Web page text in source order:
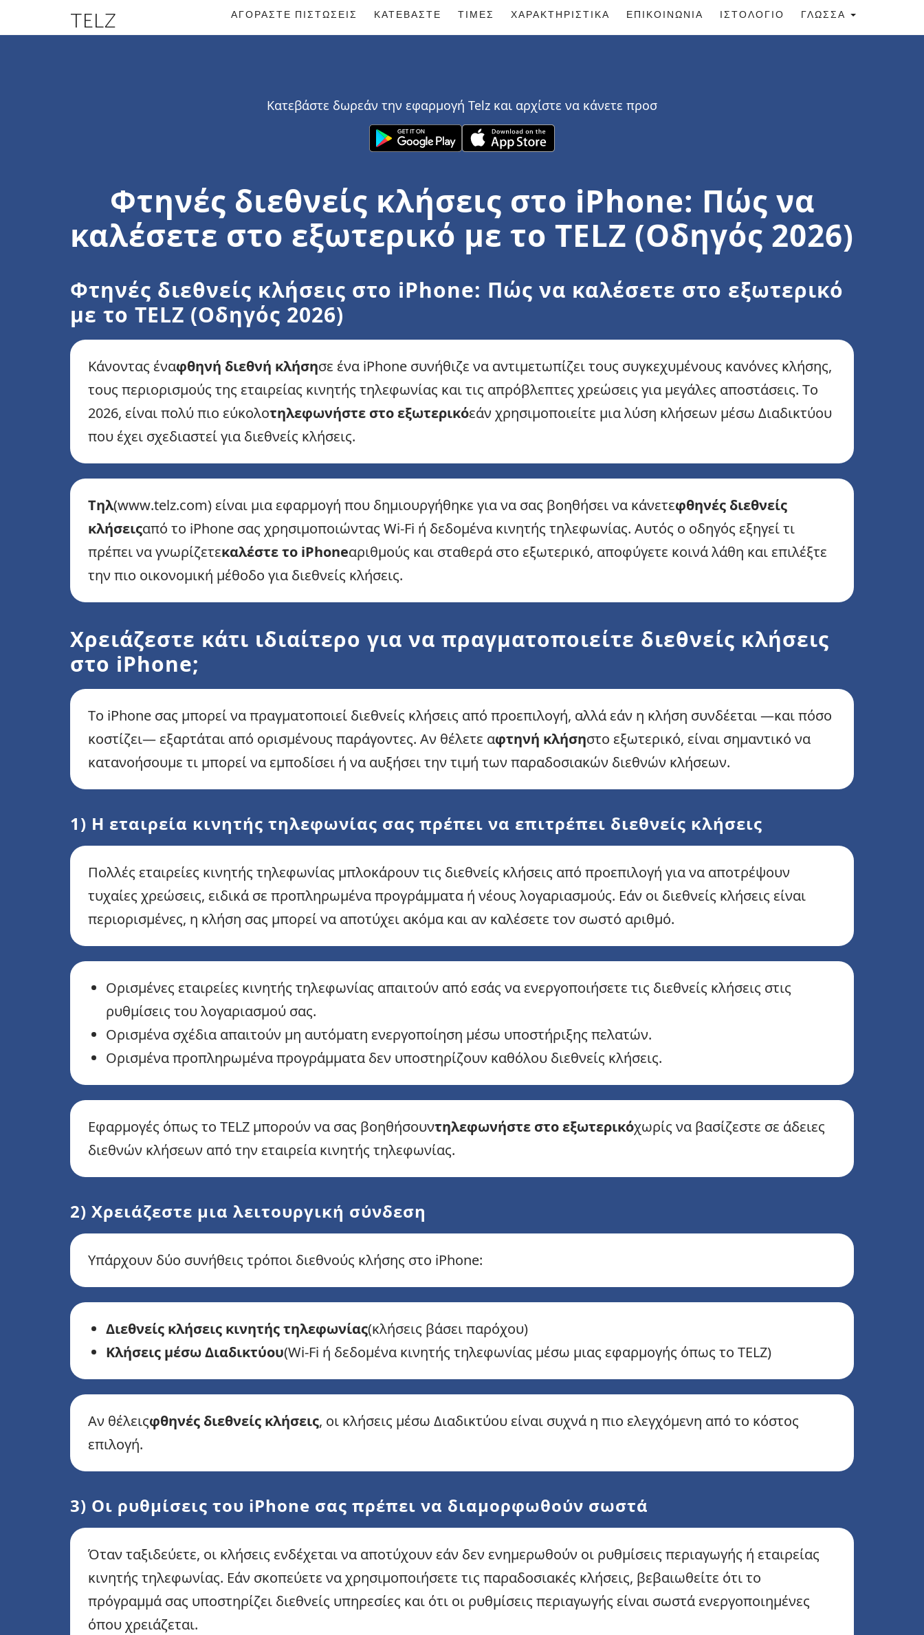
TELZ ΑΓΟΡΆΣΤΕ ΠΙΣΤΏΣΕΙΣ ΚΑΤΕΒΆΣΤΕ ΤΙΜΈΣ ΧΑΡΑΚΤΗΡΙΣΤΙΚΆ ΕΠΙΚΟΙΝΩΝΊΑ ΙΣΤΟΛΌΓΙΟ ΓΛΏΣΣΑ
Κατεβάστε δωρεάν την εφαρμογή Telz και αρχίστε να κάνετε προσ
Φτηνές διεθνείς κλήσεις στο iPhone: Πώς να
καλέσετε στο εξωτερικό με το TELZ (Οδηγός 2026)
Φτηνές διεθνείς κλήσεις στο iPhone: Πώς να καλέσετε στο εξωτερικό
με το TELZ (Οδηγός 2026)
Κάνοντας έναφθηνή διεθνή κλήσησε ένα iPhone συνήθιζε να αντιμετωπίζει τους συγκεχυμένους κανόνες κλήσης,
τους περιορισμούς της εταιρείας κινητής τηλεφωνίας και τις απρόβλεπτες χρεώσεις για μεγάλες αποστάσεις. Το
2026, είναι πολύ πιο εύκολοτηλεφωνήστε στο εξωτερικόεάν χρησιμοποιείτε μια λύση κλήσεων μέσω Διαδικτύου
που έχει σχεδιαστεί για διεθνείς κλήσεις.
Τηλ(www.telz.com) είναι μια εφαρμογή που δημιουργήθηκε για να σας βοηθήσει να κάνετεφθηνές διεθνείς
κλήσειςαπό το iPhone σας χρησιμοποιώντας Wi-Fi ή δεδομένα κινητής τηλεφωνίας. Αυτός ο οδηγός εξηγεί τι
πρέπει να γνωρίζετεκαλέστε το iPhoneαριθμούς και σταθερά στο εξωτερικό, αποφύγετε κοινά λάθη και επιλέξτε
την πιο οικονομική μέθοδο για διεθνείς κλήσεις.
Χρειάζεστε κάτι ιδιαίτερο για να πραγματοποιείτε διεθνείς κλήσεις
στο iPhone;
Το iPhone σας μπορεί να πραγματοποιεί διεθνείς κλήσεις από προεπιλογή, αλλά εάν η κλήση συνδέεται —και πόσο
κοστίζει— εξαρτάται από ορισμένους παράγοντες. Αν θέλετε αφτηνή κλήσηστο εξωτερικό, είναι σημαντικό να
κατανοήσουμε τι μπορεί να εμποδίσει ή να αυξήσει την τιμή των παραδοσιακών διεθνών κλήσεων.
1) Η εταιρεία κινητής τηλεφωνίας σας πρέπει να επιτρέπει διεθνείς κλήσεις
Πολλές εταιρείες κινητής τηλεφωνίας μπλοκάρουν τις διεθνείς κλήσεις από προεπιλογή για να αποτρέψουν
τυχαίες χρεώσεις, ειδικά σε προπληρωμένα προγράμματα ή νέους λογαριασμούς. Εάν οι διεθνείς κλήσεις είναι
περιορισμένες, η κλήση σας μπορεί να αποτύχει ακόμα και αν καλέσετε τον σωστό αριθμό.
Ορισμένες εταιρείες κινητής τηλεφωνίας απαιτούν από εσάς να ενεργοποιήσετε τις διεθνείς κλήσεις στις
ρυθμίσεις του λογαριασμού σας.
Ορισμένα σχέδια απαιτούν μη αυτόματη ενεργοποίηση μέσω υποστήριξης πελατών.
Ορισμένα προπληρωμένα προγράμματα δεν υποστηρίζουν καθόλου διεθνείς κλήσεις.
Εφαρμογές όπως το TELZ μπορούν να σας βοηθήσουντηλεφωνήστε στο εξωτερικόχωρίς να βασίζεστε σε άδειες
διεθνών κλήσεων από την εταιρεία κινητής τηλεφωνίας.
2) Χρειάζεστε μια λειτουργική σύνδεση
Υπάρχουν δύο συνήθεις τρόποι διεθνούς κλήσης στο iPhone:
Διεθνείς κλήσεις κινητής τηλεφωνίας(κλήσεις βάσει παρόχου)
Κλήσεις μέσω Διαδικτύου(Wi-Fi ή δεδομένα κινητής τηλεφωνίας μέσω μιας εφαρμογής όπως το TELZ)
Αν θέλειςφθηνές διεθνείς κλήσεις, οι κλήσεις μέσω Διαδικτύου είναι συχνά η πιο ελεγχόμενη από το κόστος
επιλογή.
3) Οι ρυθμίσεις του iPhone σας πρέπει να διαμορφωθούν σωστά
Όταν ταξιδεύετε, οι κλήσεις ενδέχεται να αποτύχουν εάν δεν ενημερωθούν οι ρυθμίσεις περιαγωγής ή εταιρείας
κινητής τηλεφωνίας. Εάν σκοπεύετε να χρησιμοποιήσετε τις παραδοσιακές κλήσεις, βεβαιωθείτε ότι το
πρόγραμμά σας υποστηρίζει διεθνείς υπηρεσίες και ότι οι ρυθμίσεις περιαγωγής είναι σωστά ενεργοποιημένες
όπου χρειάζεται.